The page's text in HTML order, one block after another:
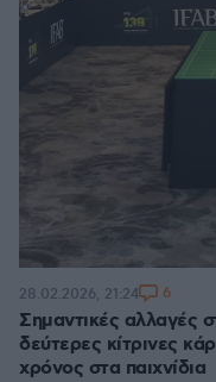
Σημαντικές αλλαγές
δεύτερες κίτρινες
χρόνος στα παιχνίδια
28.02.2026, 21:24 6